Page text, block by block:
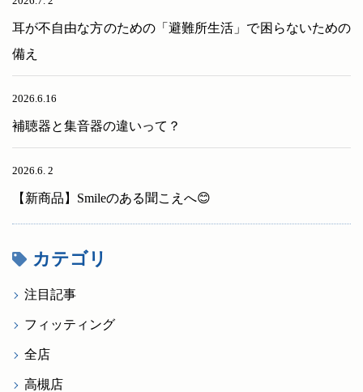
耳が不自由な方のための「避難所生活」で困らないための
備え
2026.6.16
補聴器と集音器の違いって？
2026.6. 2
【新商品】Smileのある聞こえへ😊
カテゴリ
注目記事
フィッティング
全店
高槻店